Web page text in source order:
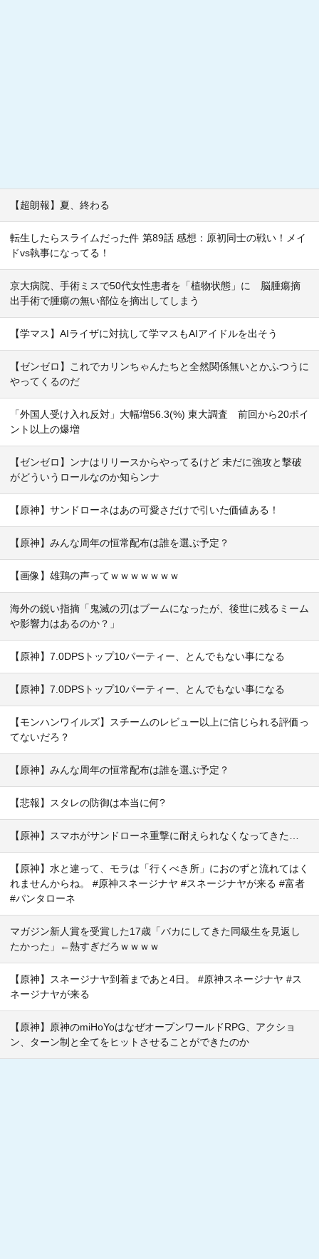
【超朗報】夏、終わる
転生したらスライムだった件 第89話 感想：原初同士の戦い！メイ
ドvs執事になってる！
京大病院、手術ミスで50代女性患者を「植物状態」に 脳腫瘍摘
出手術で腫瘍の無い部位を摘出してしまう
【学マス】AIライザに対抗して学マスもAIアイドルを出そう
【ゼンゼロ】これでカリンちゃんたちと全然関係無いとかふつうに
やってくるのだ
「外国人受け入れ反対」大幅増56.3(%) 東大調査 前回から20ポイ
ント以上の爆増
【ゼンゼロ】ンナはリリースからやってるけど 未だに強攻と撃破
がどういうロールなのか知らンナ
【原神】サンドローネはあの可愛さだけで引いた価値ある！
【原神】みんな周年の恒常配布は誰を選ぶ予定？
【画像】雄鶏の声ってｗｗｗｗｗｗｗ
海外の鋭い指摘「鬼滅の刃はブームになったが、後世に残るミーム
や影響力はあるのか？」
【原神】7.0DPSトップ10パーティー、とんでもない事になる
【原神】7.0DPSトップ10パーティー、とんでもない事になる
【モンハンワイルズ】スチームのレビュー以上に信じられる評価っ
てないだろ？
【原神】みんな周年の恒常配布は誰を選ぶ予定？
【悲報】スタレの防御は本当に何?
【原神】スマホがサンドローネ重撃に耐えられなくなってきた…
【原神】水と違って、モラは「行くべき所」におのずと流れてはく
れませんからね。 #原神スネージナヤ #スネージナヤが来る #富者
#パンタローネ
マガジン新人賞を受賞した17歳「バカにしてきた同級生を見返し
たかった」←熱すぎだろｗｗｗｗ
【原神】スネージナヤ到着まであと4日。 #原神スネージナヤ #ス
ネージナヤが来る
【原神】原神のmiHoYoはなぜオープンワールドRPG、アクショ
ン、ターン制と全てをヒットさせることができたのか